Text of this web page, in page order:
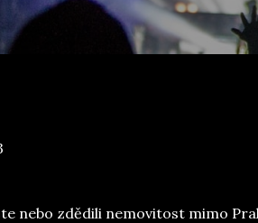
nebo zdědili nemovitost mimo